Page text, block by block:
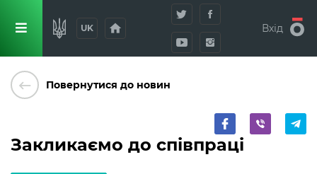
UK home Вхід
keyboard_backspace Повернутися до новин
Закликаємо до співпраці